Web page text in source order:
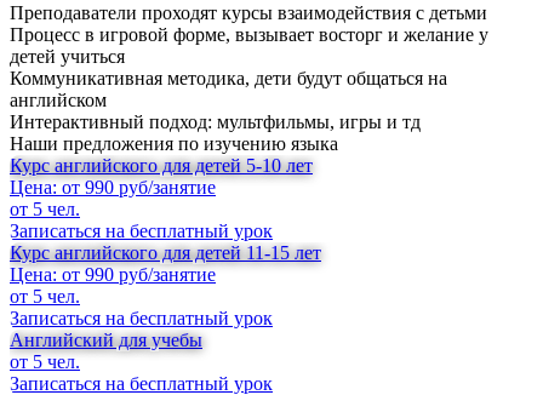
Преподаватели проходят курсы взаимодействия с детьми
Процесс в игровой форме, вызывает восторг и желание у
детей учиться
Коммуникативная методика, дети будут общаться на
английском
Интерактивный подход: мультфильмы, игры и тд
Наши предложения по изучению языка
Курс английского для детей 5-10 лет
Цена: от 990 руб/занятие
от 5 чел.
Записаться на бесплатный урок
Курс английского для детей 11-15 лет
Цена: от 990 руб/занятие
от 5 чел.
Записаться на бесплатный урок
Английский для учебы
от 5 чел.
Записаться на бесплатный урок